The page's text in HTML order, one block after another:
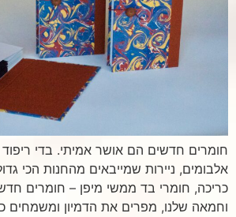
חומרים חדשים הם אושר אמיתי. בדי ריפוד
אלבומים, ניירות שמייבאים מהחנות הכי
כריכה, חומרי בד ממשי מיפן – חומרים
וחמאה שלנו, מפרים את הדמיון ומשמחים